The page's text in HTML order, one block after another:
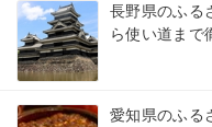
長野県のふる
ら使い道まで
愛知県のふる